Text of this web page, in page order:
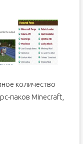
количество
паков Minecraft,